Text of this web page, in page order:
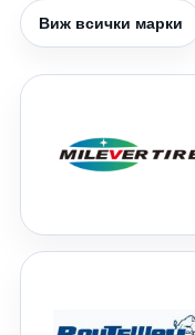
Виж всички марки